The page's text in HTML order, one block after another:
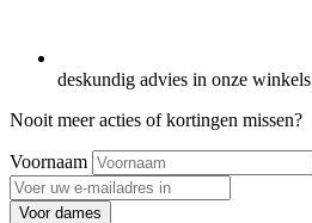
deskundig advies in onze winkels
Nooit meer acties of kortingen missen?
Voornaam
Voor dames